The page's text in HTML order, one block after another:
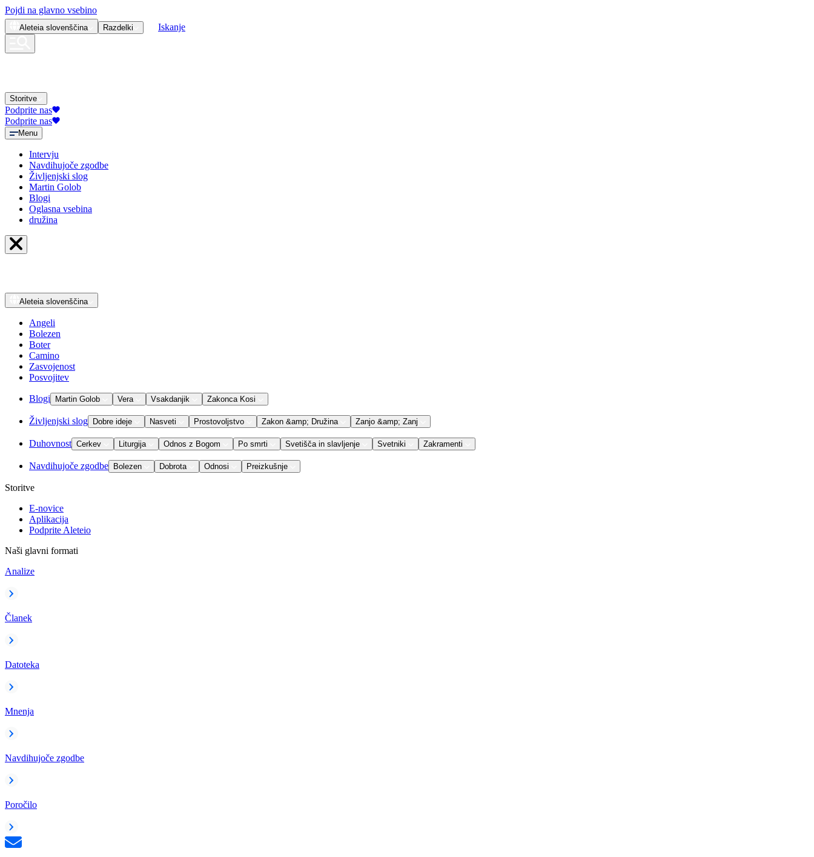
Pojdi na glavno vsebino
Aleteia slovenščina Razdelki Iskanje
Storitve
Podprite nas
Podprite nas
Menu
Intervju
Navdihujoče zgodbe
Življenjski slog
Martin Golob
Blogi
Oglasna vsebina
družina
Aleteia slovenščina
Angeli
Bolezen
Boter
Camino
Zasvojenost
Posvojitev
Blogi Martin Golob Vera Vsakdanjik Zakonca Kosi
Življenjski slog Dobre ideje Nasveti Prostovoljstvo Zakon &amp; Družina Zanjo &amp; Zanj
Duhovnost Cerkev Liturgija Odnos z Bogom Po smrti Svetišča in slavljenje Svetniki Zakramenti
Navdihujoče zgodbe Bolezen Dobrota Odnosi Preizkušnje
Storitve
E-novice
Aplikacija
Podprite Aleteio
Naši glavni formati
Analize
Članek
Datoteka
Mnenja
Navdihujoče zgodbe
Poročilo